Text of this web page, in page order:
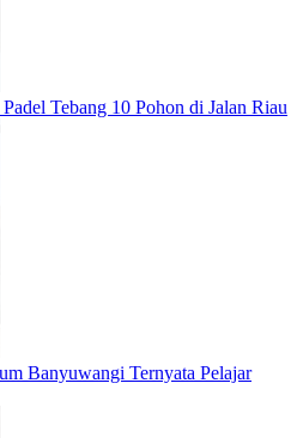
Tebang 10 Pohon di Jalan Riau
Banyuwangi Ternyata Pelajar